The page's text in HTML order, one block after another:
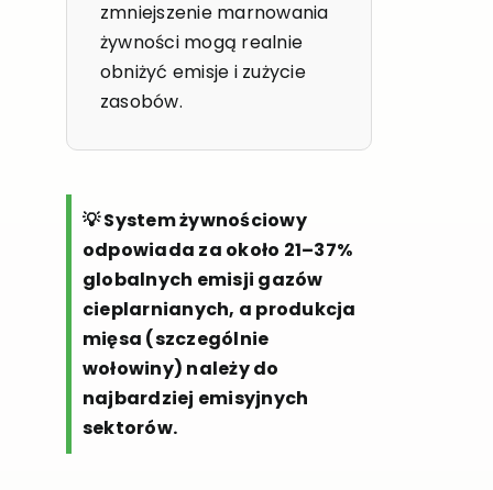
zmniejszenie marnowania
żywności mogą realnie
obniżyć emisje i zużycie
zasobów.
💡 System żywnościowy
odpowiada za około 21–37%
globalnych emisji gazów
cieplarnianych, a produkcja
mięsa (szczególnie
wołowiny) należy do
najbardziej emisyjnych
sektorów.